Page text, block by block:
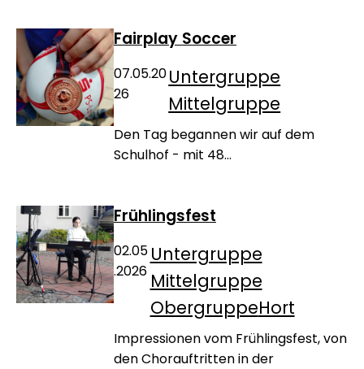
Fairplay Soccer
07.05.20
26
Untergruppe
Mittelgruppe
Den Tag begannen wir auf dem
Schulhof - mit 48...
Frühlingsfest
02.05
.2026
Untergruppe
Mittelgruppe
ObergruppeHort
Impressionen vom Frühlingsfest, von
den Chorauftritten in der